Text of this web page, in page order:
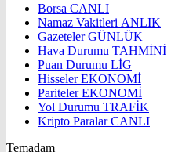
Borsa CANLI
Namaz Vakitleri ANLIK
GazetelerGÜNLÜK
Hava Durumu TAHMİNİ
Puan Durumu LİG
HisselerEKONOMİ
ParitelerEKONOMİ
Yol Durumu TRAFİK
Kripto ParalarCANLI
Temadam